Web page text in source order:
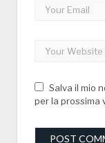
Salva il mio
per la prossima